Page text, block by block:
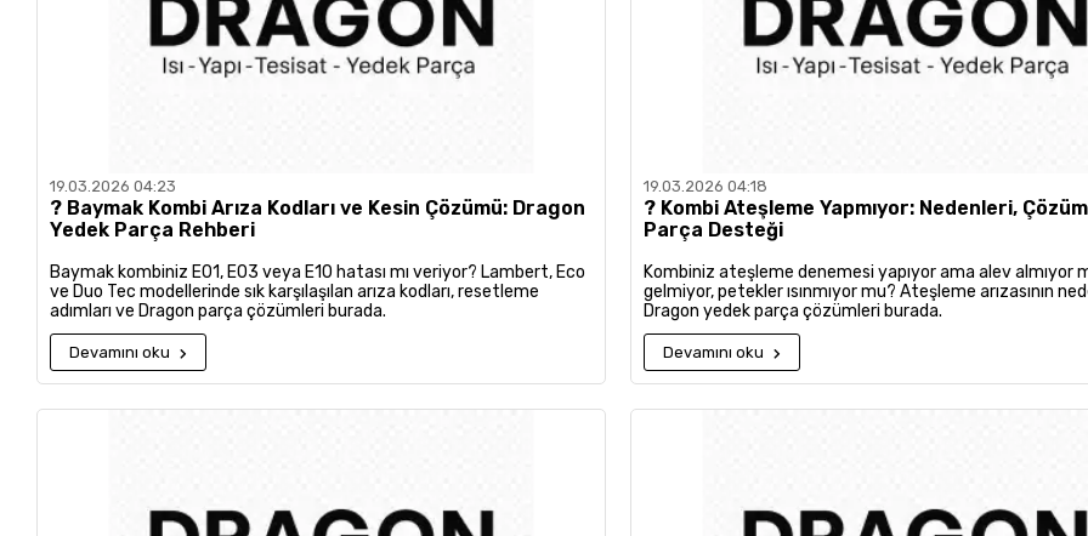
19.03.2026 04:23
?️ Baymak Kombi Arıza Kodları ve Kesin Çözümü: Dragon
Yedek Parça Rehberi
Baymak kombiniz E01, E03 veya E10 hatası mı veriyor? Lambert, Eco
ve Duo Tec modellerinde sık karşılaşılan arıza kodları, resetleme
adımları ve Dragon parça çözümleri burada.
Devamını oku
19.03.2026 04:18
?️ Kombi Ateşleme Yapmıyor: Nedenleri,
Parça Desteği
Kombiniz ateşleme denemesi yapıyor ama alev almıyor
gelmiyor, petekler ısınmıyor mu? Ateşleme arızasının
Dragon yedek parça çözümleri burada.
Devamını oku